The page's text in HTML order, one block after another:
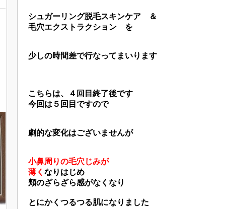
シュガーリング脱毛スキンケア ＆
毛穴エクストラクション を
少しの時間差で行なってまいります
こちらは、４回目終了後です
今回は５回目ですので
劇的な変化はございませんが
小鼻周りの毛穴じみが
薄く なりはじめ
頬のざらざら感がなくなり
とにかくつるつる肌になりました